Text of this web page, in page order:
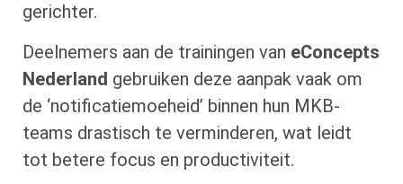
gerichter.
Deelnemers aan de trainingen van eConcepts
Nederland gebruiken deze aanpak vaak om
de ‘notificatiemoeheid’ binnen hun MKB-
teams drastisch te verminderen, wat leidt
tot betere focus en productiviteit.